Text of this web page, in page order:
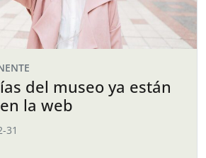
del museo ya están
la web
31